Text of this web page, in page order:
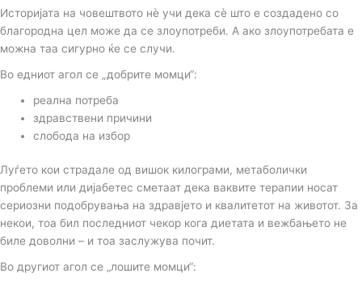
Историјата на човештвото нè учи дека сè што е создадено со
благородна цел може да се злоупотреби. А ако злоупотребата е
можна таа сигурно ќе се случи.
Во едниот агол се „добрите момци“:
реална потреба
здравствени причини
слобода на избор
Луѓето кои страдале од вишок килограми, метаболички
проблеми или дијабетес сметаат дека ваквите терапии носат
сериозни подобрувања на здравјето и квалитетот на животот. За
некои, тоа бил последниот чекор кога диетата и вежбањето не
биле доволни – и тоа заслужува почит.
Во другиот агол се „лошите момци“: